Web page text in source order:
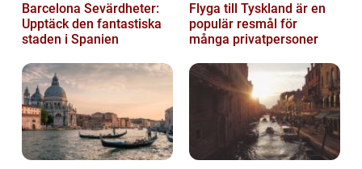
Barcelona Sevärdheter:
Upptäck den fantastiska
staden i Spanien
Flyga till Tyskland är en
populär resmål för
många privatpersoner